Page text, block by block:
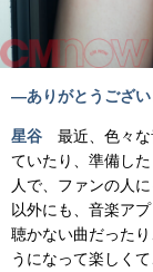
―ありがとうござい
星谷 最近、色々な
ていたり、準備し
人で、ファンの人
以外にも、音楽ア
聴かない曲だった
うになって楽しく